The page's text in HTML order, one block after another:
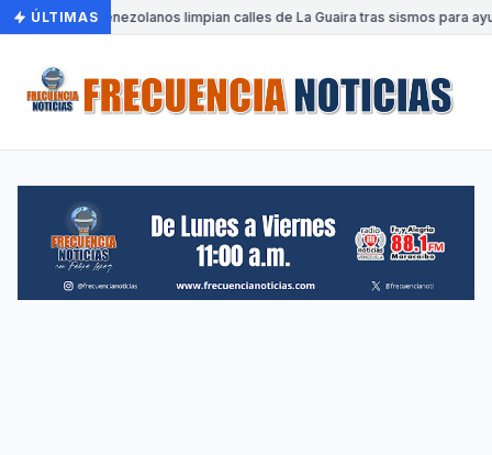
ÚLTIMAS
• Venezolanos limpian calles de La Guaira tras sismos para